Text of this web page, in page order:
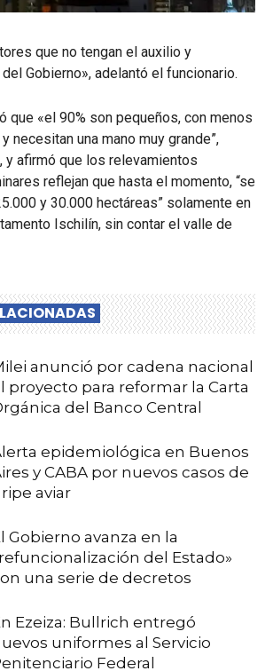
que no tengan el auxilio y
Gobierno», adelantó el funcionario.
que «el 90% son pequeños, con menos
necesitan una mano muy grande”,
y afirmó que los relevamientos
reflejan que hasta el momento, “se
y 30.000 hectáreas” solamente en
Ischilín, sin contar el valle de
anunció por cadena nacional
proyecto para reformar la Carta
del Banco Central
epidemiológica en Buenos
y CABA por nuevos casos de
aviar
Gobierno avanza en la
del Estado»
una serie de decretos
Ezeiza: Bullrich entregó
uniformes al Servicio
Federal